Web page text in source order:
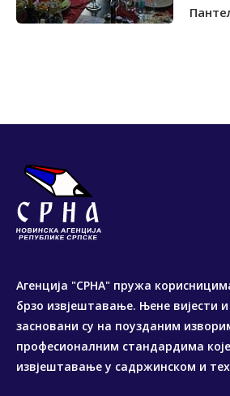
Агенција "СРНА" пружа
брзо извјештавање. Њене вијести
засновани су на поузданим
професионалним стандардима
извјештавање у садржинском и